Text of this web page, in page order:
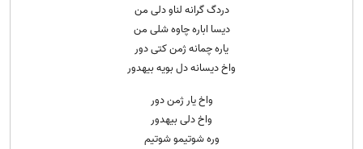
دردگ گرانه لناو دلی من
دیسا اباره چاوه شلی من
یاره چمانه ژمن کتی دور
واخ دیسانه دل بویه بیهدور
واخ یار ژمن دور
واخ دلی بیهدور
وره شوتیمو شوتیم